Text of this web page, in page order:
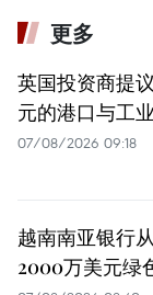
更多
英国投资商提
元的港口与工
07/08/2026 09:18
越南南亚银行
2000万美元绿